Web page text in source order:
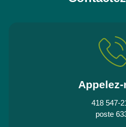
418 547-
poste